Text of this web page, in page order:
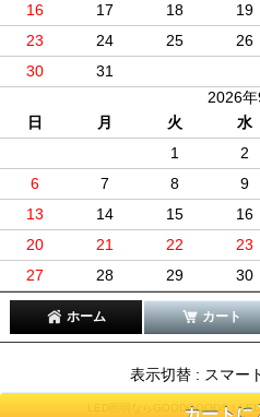
16
17 18 19
23
24 25 26
30
31
2026年
日
月 火 水
1
2
6
7 8 9
13
14 15 16
20
21 22 23
27
28 29 30
ホーム カート
表示切替 : スマー
LED照明ならGOODGOODS！